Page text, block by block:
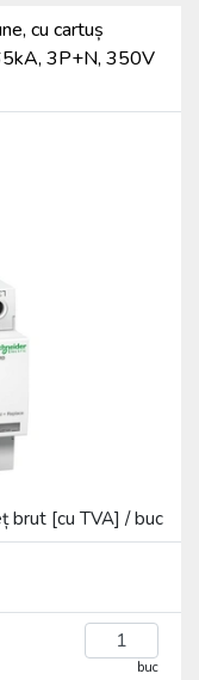
cu cartuș
3P+N, 350V
brut [cu TVA] / buc
buc